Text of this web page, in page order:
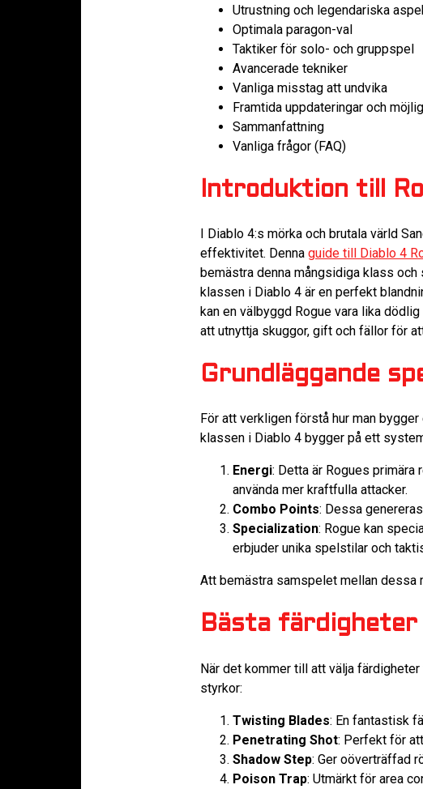
Utrustning och legendariska
Optimala paragon-val
Taktiker för solo- och gruppspel
Avancerade tekniker
Vanliga misstag att undvika
Framtida uppdateringar och
Sammanfattning
Vanliga frågor (FAQ)
Introduktion till
I Diablo 4:s mörka och brutala värld
effektivitet. Denna guide till Diablo 4
bemästra denna mångsidiga klass
klassen i Diablo 4 är en perfekt
kan en välbyggd Rogue vara lika
att utnyttja skuggor, gift och fällor för
Grundläggande
För att verkligen förstå hur man
klassen i Diablo 4 bygger på ett
Energi: Detta är Rogues
använda mer kraftfulla attacker.
Combo Points: Dessa
Specialization: Rogue kan
erbjuder unika spelstilar och
Att bemästra samspelet mellan dessa
Bästa
När det kommer till att välja
styrkor:
Twisting Blades: En fantastisk
Penetrating Shot: Perfekt för
Shadow Step: Ger oöverträffad
Poison Trap: Utmärkt för area